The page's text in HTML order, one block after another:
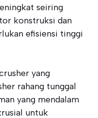
seiring
konstruksi dan
efisiensi tinggi
yang
rahang tunggal
yang mendalam
untuk